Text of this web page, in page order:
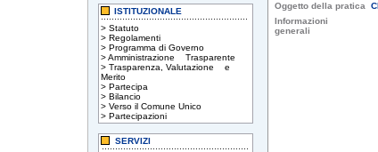
ISTITUZIONALE
> Statuto
> Regolamenti
> Programma di Governo
>Amministrazione Trasparente
> Trasparenza, Valutazione e
Merito
> Partecipa
> Bilancio
> Verso il Comune Unico
> Partecipazioni
SERVIZI
Oggetto della pratica
Informazioni
generali